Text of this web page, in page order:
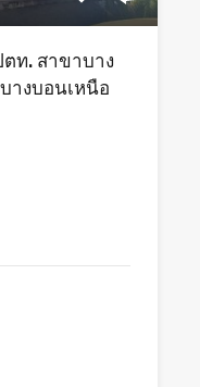
ท. สาขาบาง
างบอนเหนือ